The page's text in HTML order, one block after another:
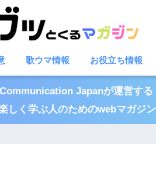
歌ウマ情報 お役立ち情報
Japanが運営する
しく学ぶ人のためのwebマガジン